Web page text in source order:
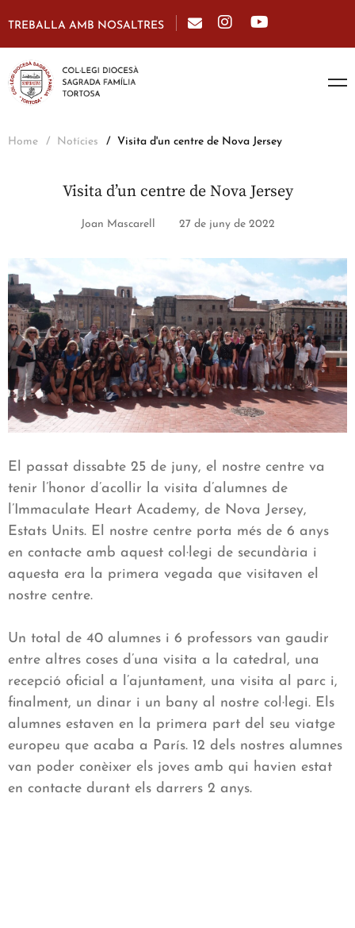
TREBALLA AMB NOSALTRES
Home Notícies Visita d'un centre de Nova Jersey
Visita d’un centre de Nova Jersey
Joan Mascarell 27 de juny de 2022
El passat dissabte 25 de juny, el nostre centre va
tenir l’honor d’acollir la visita d’alumnes de
l’Immaculate Heart Academy, de Nova Jersey,
Estats Units. El nostre centre porta més de 6 anys
en contacte amb aquest col·legi de secundària i
aquesta era la primera vegada que visitaven el
nostre centre.
Un total de 40 alumnes i 6 professors van gaudir
entre altres coses d’una visita a la catedral, una
recepció oficial a l’ajuntament, una visita al parc i,
finalment, un dinar i un bany al nostre col·legi. Els
alumnes estaven en la primera part del seu viatge
europeu que acaba a París. 12 dels nostres alumnes
van poder conèixer els joves amb qui havien estat
en contacte durant els darrers 2 anys.